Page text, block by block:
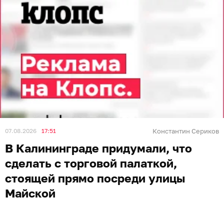
07.08.2026 17:51 Константин Сериков
В Калининграде придумали, что
сделать с торговой палаткой,
стоящей прямо посреди улицы
Майской